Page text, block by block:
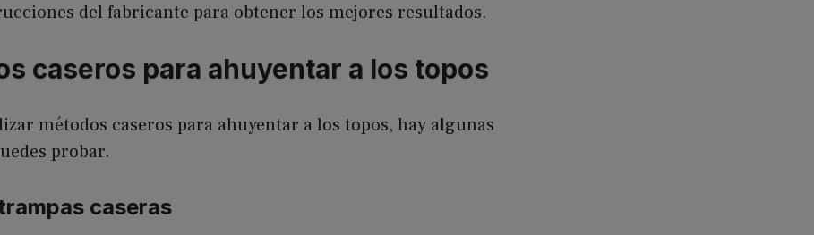
del fabricante para obtener los mejores resultados.
caseros para ahuyentar a los topos
métodos caseros para ahuyentar a los topos, hay algunas
probar.
caseras